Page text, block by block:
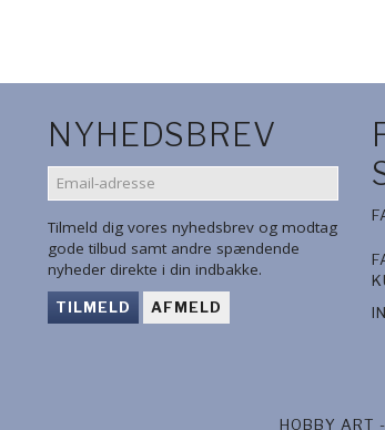
NYHEDSBREV
EMAIL-
ADRESSE
Tilmeld dig vores nyhedsbrev og modtag
gode tilbud samt andre spændende
nyheder direkte i din indbakke.
TILMELD AFMELD
HOBBY ART